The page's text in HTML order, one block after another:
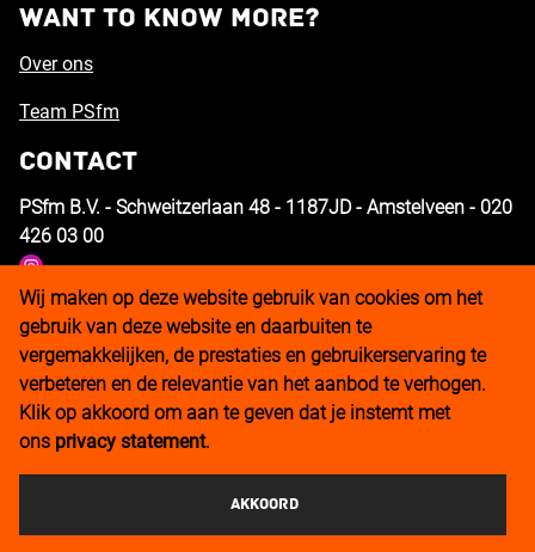
Want to know more?
Over ons
Team PSfm
Contact
PSfm B.V. - Schweitzerlaan 48 - 1187JD - Amstelveen - 020
426 03 00
Wij maken op deze website gebruik van cookies om het
gebruik van deze website en daarbuiten te
vergemakkelijken, de prestaties en gebruikerservaring te
verbeteren en de relevantie van het aanbod te verhogen.
Klik op akkoord om aan te geven dat je instemt met
ons privacy statement.
Akkoord